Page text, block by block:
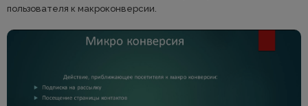
пользователя к макроконверсии.